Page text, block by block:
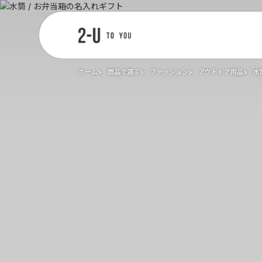
ユー
ホーム 商品で選ぶ ファッション アウトドア用品 水